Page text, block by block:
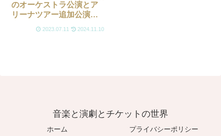
のオーケストラ公演とア
リーナツアー追加公演が
ファンクラブ先行受付
2023.07.11 2024.11.10
音楽と演劇とチケットの世界
ホーム プライバシーポリシー